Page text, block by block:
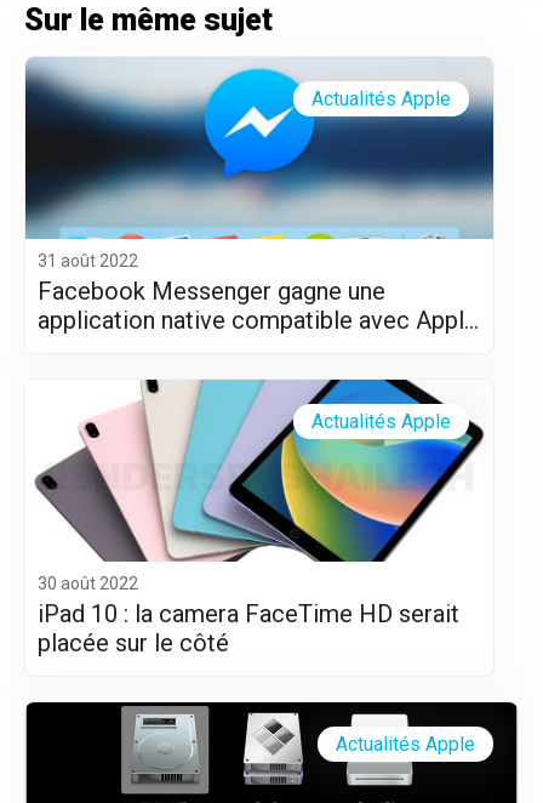
Sur le même sujet
31 août 2022
Facebook Messenger gagne une
application native compatible avec Apple
Actualités Apple
30 août 2022
iPad 10 : la camera FaceTime HD serait
placée sur le côté
Actualités Apple
Actualités Apple